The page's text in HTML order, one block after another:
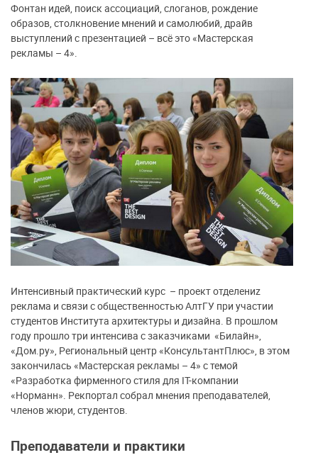
Фонтан идей, поиск ассоциаций, слоганов, рождение
образов, столкновение мнений и самолюбий, драйв
выступлений с презентацией – всё это «Мастерская
рекламы – 4».
Интенсивный практический курс – проект отделениz
реклама и связи с общественностью АлтГУ при участии
студентов Института архитектуры и дизайна. В прошлом
году прошло три интенсива с заказчиками «Билайн»,
«Дом.ру», Региональный центр «КонсультантПлюс», в этом
закончилась «Мастерская рекламы – 4» с темой
«Разработка фирменного стиля для IT-компании
«Норманн». Рекпортал собрал мнения преподавателей,
членов жюри, студентов.
Преподаватели и практики